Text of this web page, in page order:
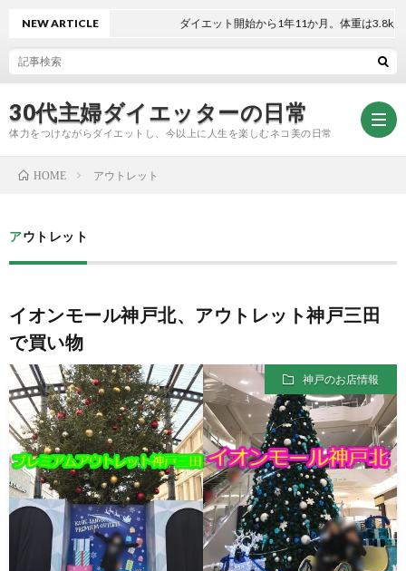
30代主婦ダイエッターの日常
体力をつけながらダイエットし、今以上に人生を楽しむネコ美の日常
問
合
わ
せ
プ
イ
バ
シ
ー
ポ
NEW ARTICLE ダイエット開始から1年11か月。体重は3.8kg減
HOME アウトレット
アウトレット
イオンモール神戸北、アウトレット神戸三田
で買い物
神戸のお店情報